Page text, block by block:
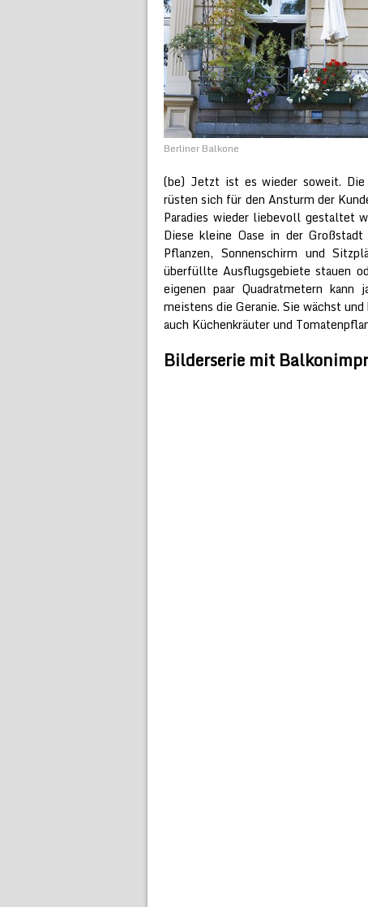
Berliner Balkone
(be) Jetzt ist es wieder soweit.
rüsten sich für den Ansturm der
Paradies wieder liebevoll gestaltet
Diese kleine Oase in der
Pflanzen, Sonnenschirm und
überfüllte Ausflugsgebiete stauen
eigenen paar Quadratmetern
meistens die Geranie. Sie wächst
auch Küchenkräuter und
Bilderserie mit